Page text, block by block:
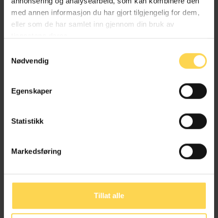
med annen informasjon du har gjort tilgjengelig for dem,
eller som de har samlet inn gjennom din bruk av
Nødvendig
Egenskaper
Statistikk
Markedsføring
Tillat alle
Professor, Universitetet i Bergen
Professor, Universitetet i Bergen